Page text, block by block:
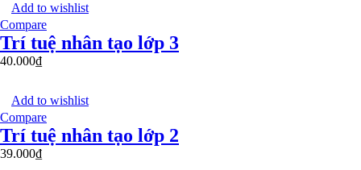
Add to wishlist
Compare
Trí tuệ nhân tạo lớp 3
40.000₫
Add to wishlist
Compare
Trí tuệ nhân tạo lớp 2
39.000₫